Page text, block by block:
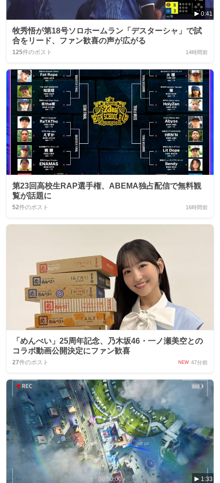
0:41
牧秀悟が第18号ソロホームラン「デスターシャ」で試
合をリード、ファン歓喜の声が広がる
125件のポスト 14時間前
第23回高校生RAP選手権、ABEMA独占配信で無料観
覧が話題に
52件のポスト 16時間前
「めんべい」25周年記念、乃木坂46・一ノ瀬美空との
コラボ動画公開決定にファン歓喜
27件のポスト NEW 47分前
1:33